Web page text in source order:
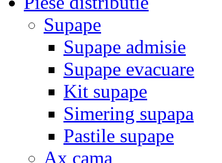
Supape
Supape admisie
Supape evacuare
Kit supape
Simering supapa
Pastile supape
Ax cama